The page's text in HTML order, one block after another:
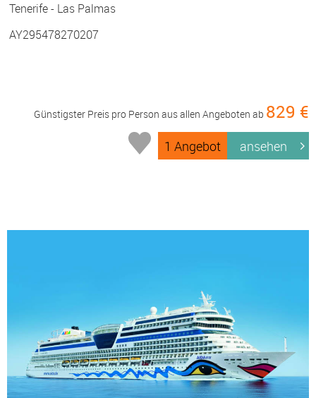
Tenerife - Las Palmas
AY295478270207
Günstigster Preis pro Person aus allen Angeboten ab 829 €
1 Angebot ansehen